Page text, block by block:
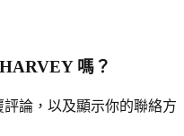
嗎？
論，以及顯示你的聯絡方